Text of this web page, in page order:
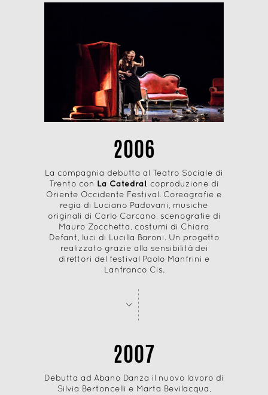
2006
La compagnia debutta al Teatro Sociale di
Trento con La Catedral , coproduzione di
Oriente Occidente Festival. Coreografie e
regia di Luciano Padovani, musiche
originali di Carlo Carcano, scenografie di
Mauro Zocchetta, costumi di Chiara
Defant, luci di Lucilla Baroni. Un progetto
realizzato grazie alla sensibilità dei
direttori del festival Paolo Manfrini e
Lanfranco Cis.
---
- ----
>
2007
Debutta ad Abano Danza il nuovo lavoro di
Silvia Bertoncelli e Marta Bevilacqua,